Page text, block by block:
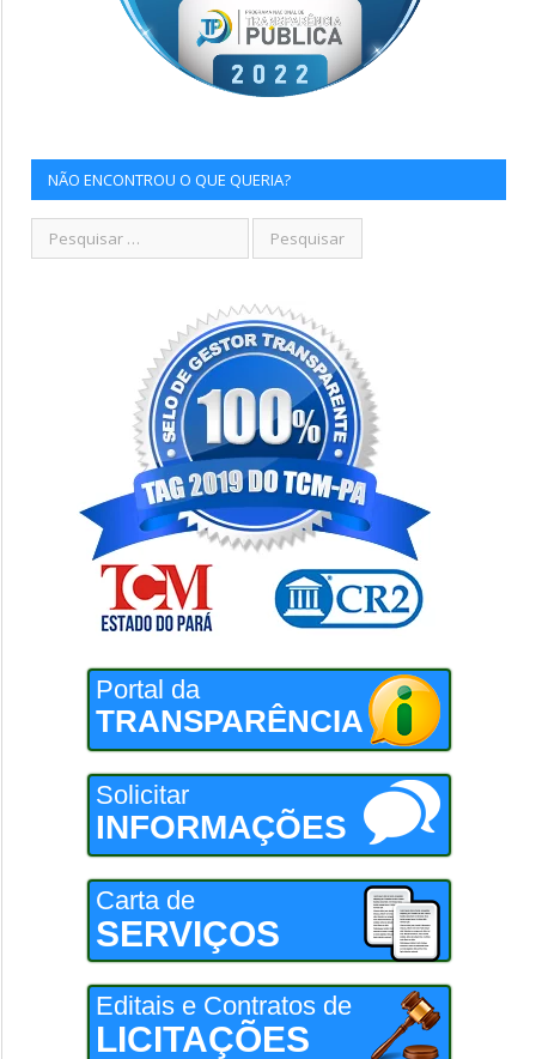
NÃO ENCONTROU O QUE QUERIA?
Portal da
TRANSPARÊNCIA
Solicitar
INFORMAÇÕES
Carta de
SERVIÇOS
Editais e Contratos de
LICITAÇÕES